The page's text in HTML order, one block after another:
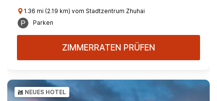
1.36 mi (2.19 km) vom Stadtzentrum Zhuhai
Parken
ZIMMERRATEN PRÜFEN
NEUES HOTEL